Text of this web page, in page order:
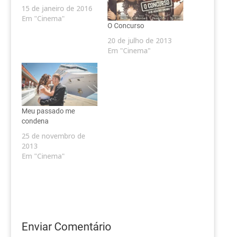
15 de janeiro de 2016
Em "Cinema"
O Concurso
20 de julho de 2013
Em "Cinema"
Meu passado me
condena
25 de novembro de
2013
Em "Cinema"
Enviar Comentário